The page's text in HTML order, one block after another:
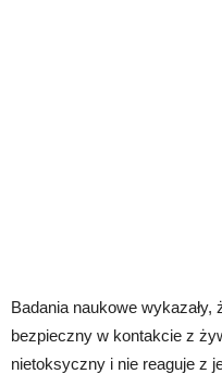
Badania naukowe
bezpieczny w kontakcie z
nietoksyczny i nie reaguje z